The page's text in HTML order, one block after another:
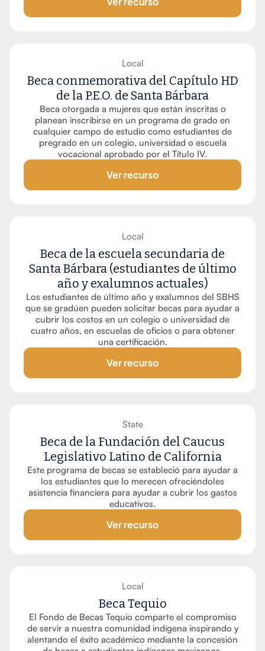
Local
Beca conmemorativa del Capítulo HD
de la P.E.O. de Santa Bárbara
Beca otorgada a mujeres que están inscritas o
planean inscribirse en un programa de grado en
cualquier campo de estudio como estudiantes de
pregrado en un colegio, universidad o escuela
vocacional aprobado por el Título IV.
Ver recurso
Local
Beca de la escuela secundaria de
Santa Bárbara (estudiantes de último
año y exalumnos actuales)
Los estudiantes de último año y exalumnos del SBHS
que se gradúen pueden solicitar becas para ayudar a
cubrir los costos en un colegio o universidad de
cuatro años, en escuelas de oficios o para obtener
una certificación.
Ver recurso
State
Beca de la Fundación del Caucus
Legislativo Latino de California
Este programa de becas se estableció para ayudar a
los estudiantes que lo merecen ofreciéndoles
asistencia financiera para ayudar a cubrir los gastos
educativos.
Ver recurso
Local
Beca Tequio
El Fondo de Becas Tequio comparte el compromiso
de servir a nuestra comunidad indígena inspirando y
alentando el éxito académico mediante la concesión